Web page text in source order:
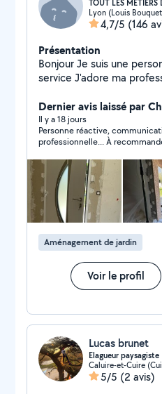
TOUT LES MÉTIERS
Lyon (Louis
4,7/5 (146
Présentation
Bonjour Je suis une
service J'adore ma profession qui englobe TOUS les
depuis plus de 20 ans En passant par les choses les
plus simples aux plus
entière satisfaction et bien plus
d'électronique et de
meubles en tout genre,
vidéo ainsi que l'aquariophilie Au plaisir
connaître
Dernier avis laissé par
Il y a 18 jours
Personne réactive,
professionnelle... À
Aménagement de jardin
Voir le profil
Lucas brunet
Elagueur paysagiste
Caluire-et-Cuire
5/5 (2 avis)